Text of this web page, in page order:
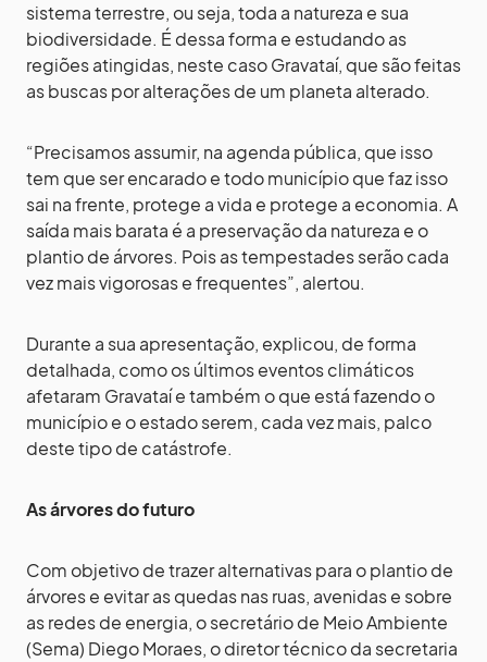
sistema terrestre, ou seja, toda a natureza e sua
biodiversidade. É dessa forma e estudando as
regiões atingidas, neste caso Gravataí, que são feitas
as buscas por alterações de um planeta alterado.
“Precisamos assumir, na agenda pública, que isso
tem que ser encarado e todo município que faz isso
sai na frente, protege a vida e protege a economia. A
saída mais barata é a preservação da natureza e o
plantio de árvores. Pois as tempestades serão cada
vez mais vigorosas e frequentes”, alertou.
Durante a sua apresentação, explicou, de forma
detalhada, como os últimos eventos climáticos
afetaram Gravataí e também o que está fazendo o
município e o estado serem, cada vez mais, palco
deste tipo de catástrofe.
As árvores do futuro
Com objetivo de trazer alternativas para o plantio de
árvores e evitar as quedas nas ruas, avenidas e sobre
as redes de energia, o secretário de Meio Ambiente
(Sema) Diego Moraes, o diretor técnico da secretaria